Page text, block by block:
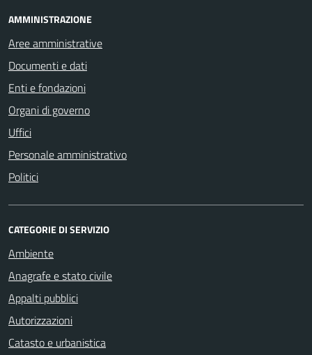
AMMINISTRAZIONE
Aree amministrative
Documenti e dati
Enti e fondazioni
Organi di governo
Uffici
Personale amministrativo
Politici
CATEGORIE DI SERVIZIO
Ambiente
Anagrafe e stato civile
Appalti pubblici
Autorizzazioni
Catasto e urbanistica